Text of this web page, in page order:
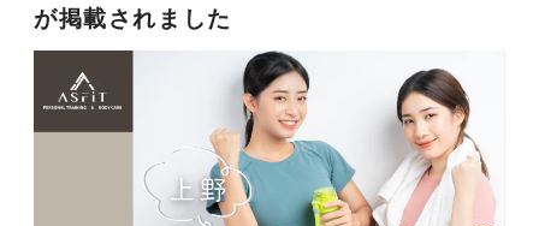
が掲載されました